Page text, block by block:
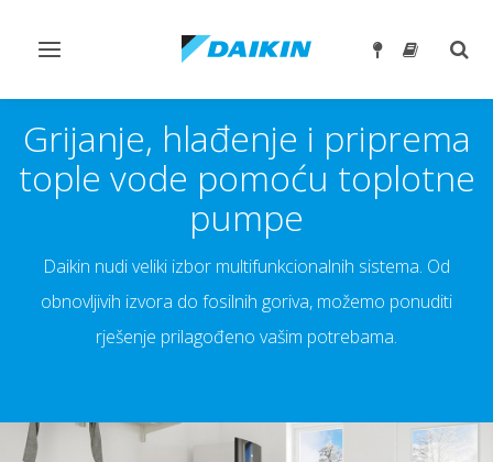
Toggle
Grijanje, hlađenje i priprema
tople vode pomoću toplotne
pumpe
Daikin nudi veliki izbor multifunkcionalnih sistema. Od
obnovljivih izvora do fosilnih goriva, možemo ponuditi
rješenje prilagođeno vašim potrebama.